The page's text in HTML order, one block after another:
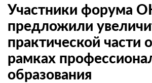
Участники форума
предложили
практической части
рамках
образования